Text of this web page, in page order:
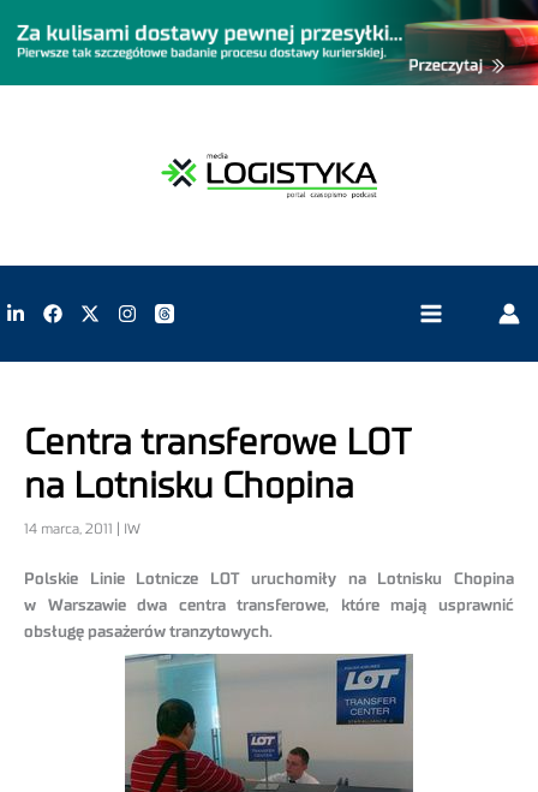
Centra transferowe LOT
na Lotnisku Chopina
14 marca, 2011 | IW
Polskie Linie Lotnicze LOT uruchomiły na Lotnisku Chopina
w Warszawie dwa centra transferowe, które mają usprawnić
obsługę pasażerów tranzytowych.